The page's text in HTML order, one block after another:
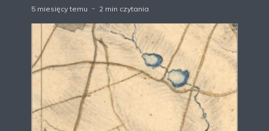
5 miesięcy temu 2 min czytania